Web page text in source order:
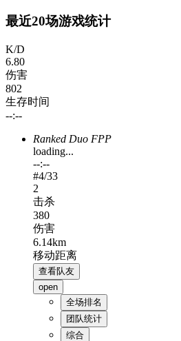
最近20场游戏统计
K/D
6.80
伤害
802
生存时间
--:--
Ranked Duo FPP
loading...
--:--
#4/33
2
击杀
380
伤害
6.14km
移动距离
查看队友
open
全场排名
团队统计
综合